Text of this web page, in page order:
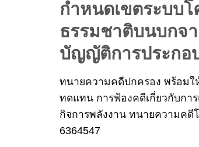
กำหนดเขตระบบ
ธรรมชาติบนบกจ
บัญญัติการประกอ
ทนายความคดีปกครอง พร้อมใ
ทดแทน การฟ้องคดีเกี่ยวกับกา
กิจการพลังงาน ทนายความคดี
6364547